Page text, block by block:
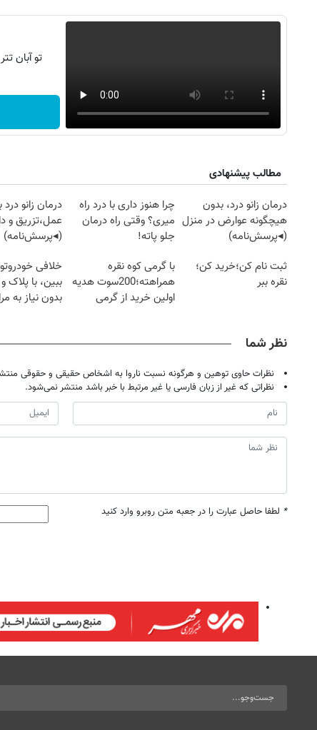
تو آبان
مطالب پیشنهادی
درمان زانو درد، بدون
هیچگونه عوارض در منزل
(◂پرسش‌نامه)
چرا هنوز داری با درد راه
میری؟ وقتی راه درمان
جلو پاته!
درمان زانو
عمل،تزریق و
(◂پرسش‌نامه)
ثبت نام کن؛خرید کن؛
نقره ببر
با گرمی کوه نقره
همراهته؛200سوت هدیه
اولین خرید از گرمی
خلافی
ببین، با پلاک
بدون نیاز به
نظر شما
نظرات حاوی توهین و هرگونه نسبت ناروا به اشخاص حقیقی و حقوقی
نظراتی که غیر از زبان فارسی یا غیر مرتبط با خبر باشد منتشر نمی‌شود.
* لطفا حاصل عبارت را در جعبه متن روبرو وارد کنید